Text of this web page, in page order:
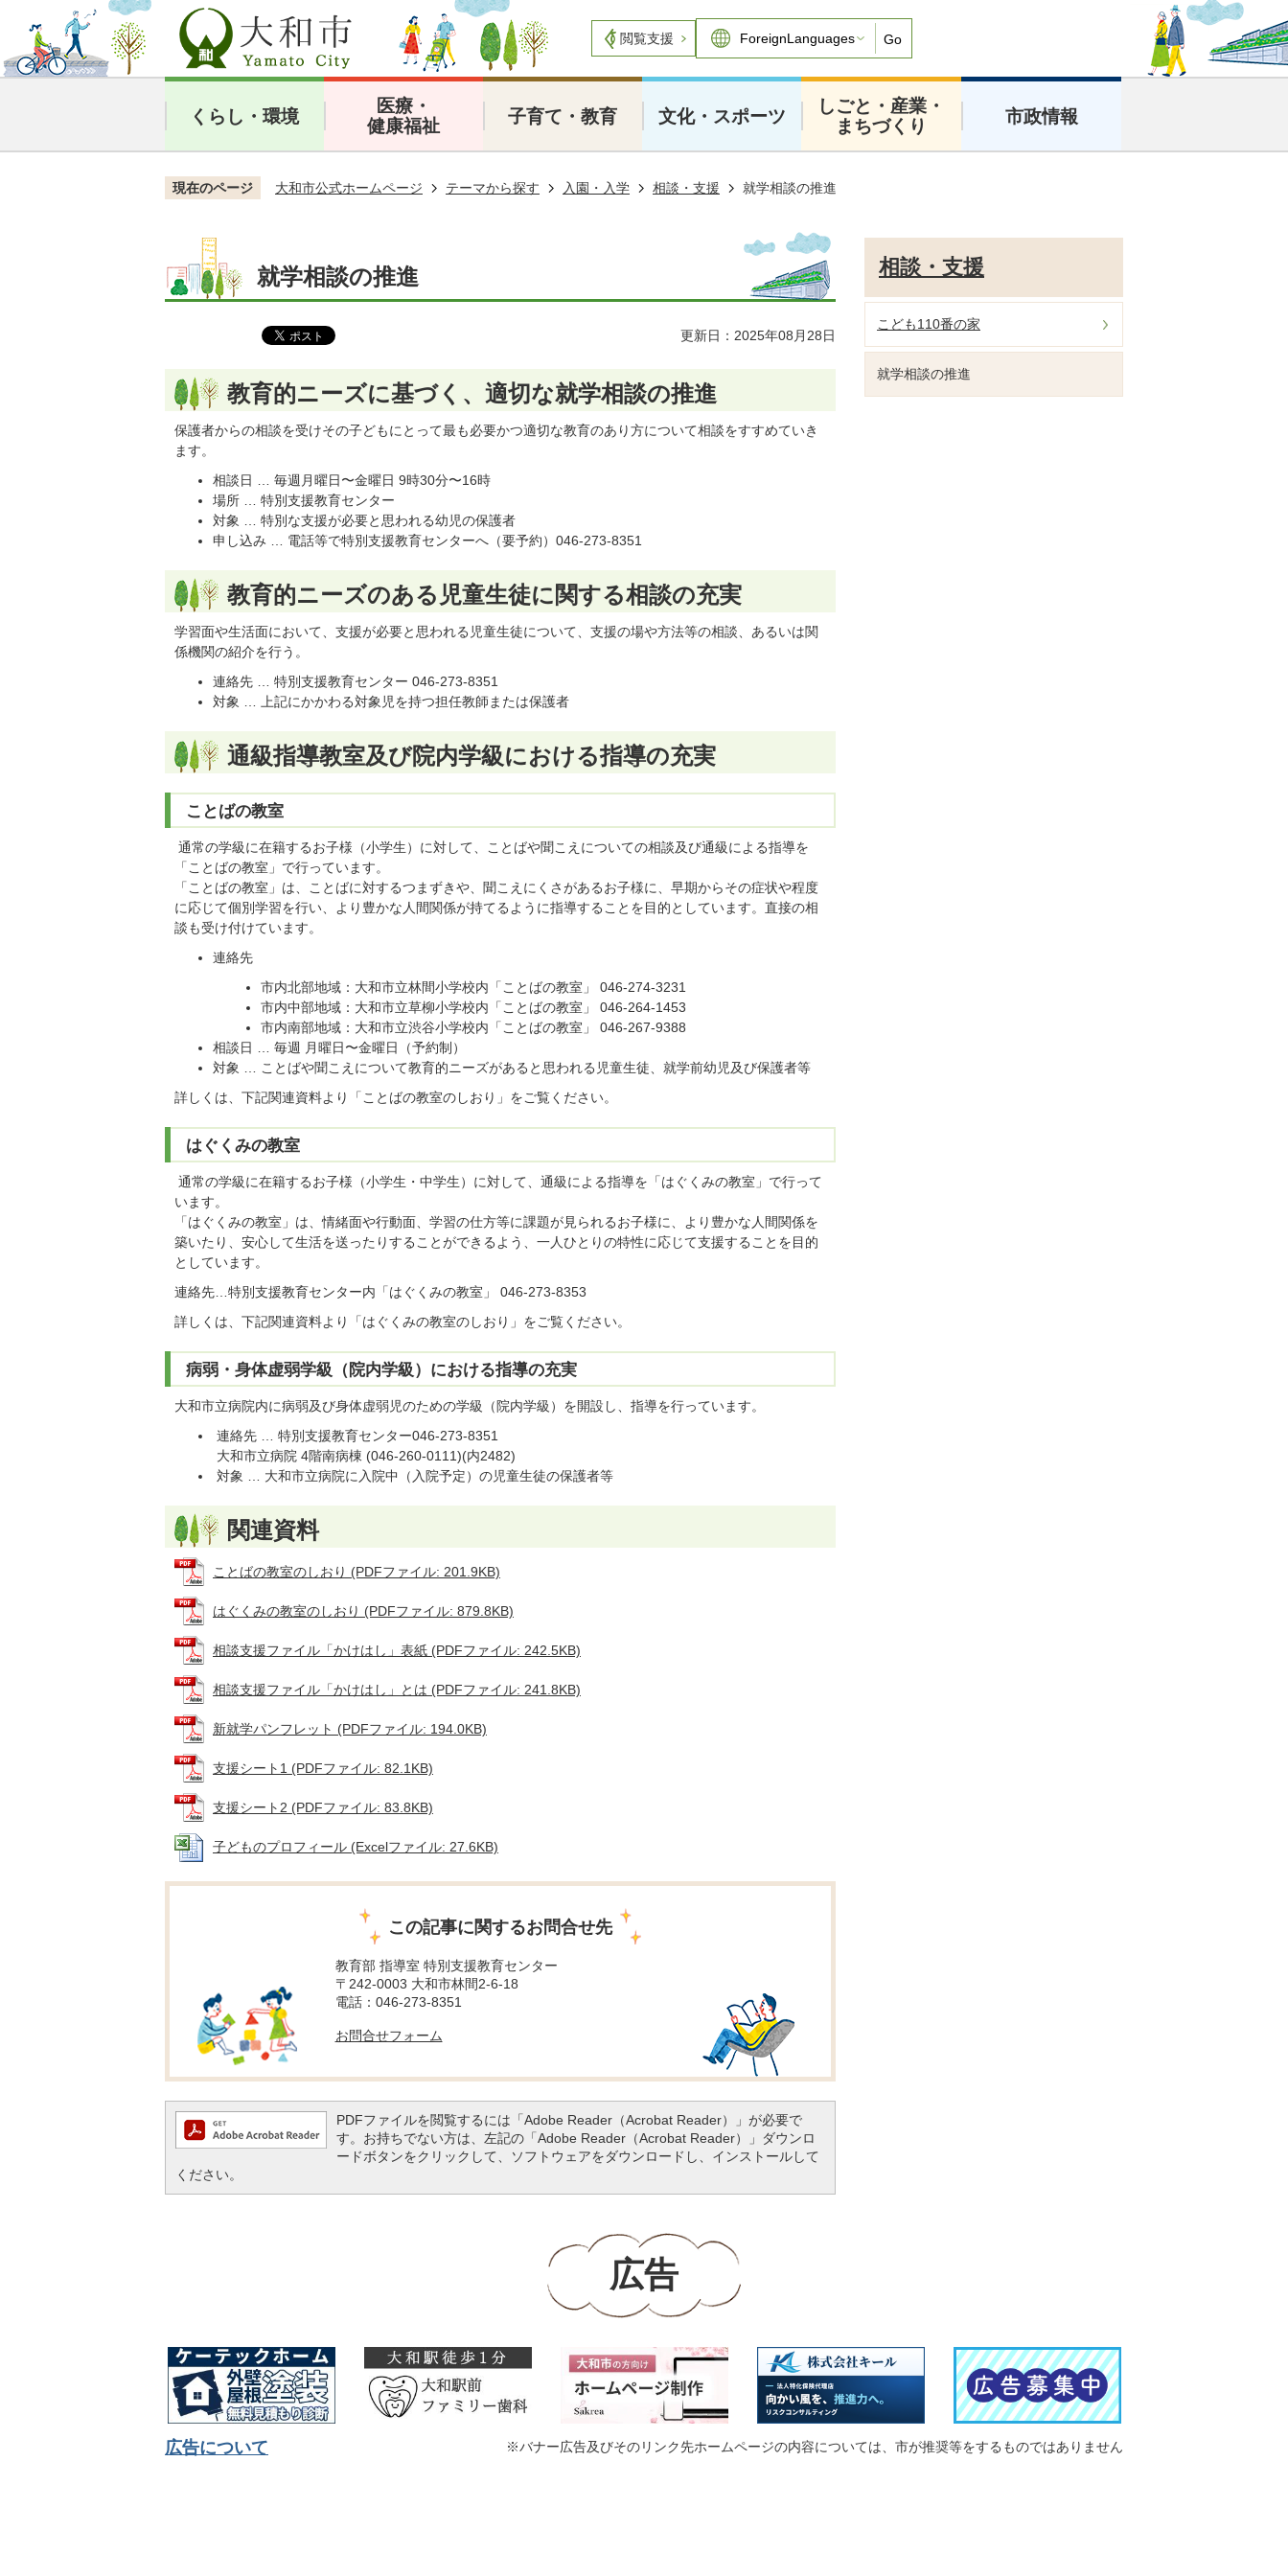
閲覧支援 Go
くらし・環境
医療・
健康福祉
子育て・教育 文化・スポーツ
しごと・産業・
まちづくり
市政情報
現在のページ 大和市公式ホームページ テーマから探す 入園・入学 相談・支援 就学相談の推進
就学相談の推進
更新日：2025年08月28日
教育的ニーズに基づく、適切な就学相談の推進
保護者からの相談を受けその子どもにとって最も必要かつ適切な教育のあり方について相談をすすめていき
ます。
相談日 … 毎週月曜日〜金曜日 9時30分〜16時
場所 … 特別支援教育センター
対象 … 特別な支援が必要と思われる幼児の保護者
申し込み … 電話等で特別支援教育センターへ（要予約）046-273-8351
教育的ニーズのある児童生徒に関する相談の充実
学習面や生活面において、支援が必要と思われる児童生徒について、支援の場や方法等の相談、あるいは関
係機関の紹介を行う。
連絡先 … 特別支援教育センター 046-273-8351
対象 … 上記にかかわる対象児を持つ担任教師または保護者
通級指導教室及び院内学級における指導の充実
ことばの教室
通常の学級に在籍するお子様（小学生）に対して、ことばや聞こえについての相談及び通級による指導を
「ことばの教室」で行っています。
「ことばの教室」は、ことばに対するつまずきや、聞こえにくさがあるお子様に、早期からその症状や程度
に応じて個別学習を行い、より豊かな人間関係が持てるように指導することを目的としています。直接の相
談も受け付けています。
連絡先
市内北部地域：大和市立林間小学校内「ことばの教室」 046-274-3231
市内中部地域：大和市立草柳小学校内「ことばの教室」 046-264-1453
市内南部地域：大和市立渋谷小学校内「ことばの教室」 046-267-9388
相談日 … 毎週 月曜日〜金曜日（予約制）
対象 … ことばや聞こえについて教育的ニーズがあると思われる児童生徒、就学前幼児及び保護者等
詳しくは、下記関連資料より「ことばの教室のしおり」をご覧ください。
はぐくみの教室
通常の学級に在籍するお子様（小学生・中学生）に対して、通級による指導を「はぐくみの教室」で行って
います。
「はぐくみの教室」は、情緒面や行動面、学習の仕方等に課題が見られるお子様に、より豊かな人間関係を
築いたり、安心して生活を送ったりすることができるよう、一人ひとりの特性に応じて支援することを目的
としています。
連絡先…特別支援教育センター内「はぐくみの教室」 046-273-8353
詳しくは、下記関連資料より「はぐくみの教室のしおり」をご覧ください。
病弱・身体虚弱学級（院内学級）における指導の充実
大和市立病院内に病弱及び身体虚弱児のための学級（院内学級）を開設し、指導を行っています。
連絡先 … 特別支援教育センター046-273-8351
大和市立病院 4階南病棟 (046-260-0111)(内2482)
対象 … 大和市立病院に入院中（入院予定）の児童生徒の保護者等
関連資料
ことばの教室のしおり (PDFファイル: 201.9KB)
はぐくみの教室のしおり (PDFファイル: 879.8KB)
相談支援ファイル「かけはし」表紙 (PDFファイル: 242.5KB)
相談支援ファイル「かけはし」とは (PDFファイル: 241.8KB)
新就学パンフレット (PDFファイル: 194.0KB)
支援シート1 (PDFファイル: 82.1KB)
支援シート2 (PDFファイル: 83.8KB)
子どものプロフィール (Excelファイル: 27.6KB)
この記事に関するお問合せ先
教育部 指導室 特別支援教育センター
〒242-0003 大和市林間2-6-18
電話：046-273-8351
お問合せフォーム
PDFファイルを閲覧するには「Adobe Reader（Acrobat Reader）」が必要で
す。お持ちでない方は、左記の「Adobe Reader（Acrobat Reader）」ダウンロ
ードボタンをクリックして、ソフトウェアをダウンロードし、インストールして
ください。
相談・支援
こども110番の家
就学相談の推進
広告
広告について ※バナー広告及びそのリンク先ホームページの内容については、市が推奨等をするものではありません